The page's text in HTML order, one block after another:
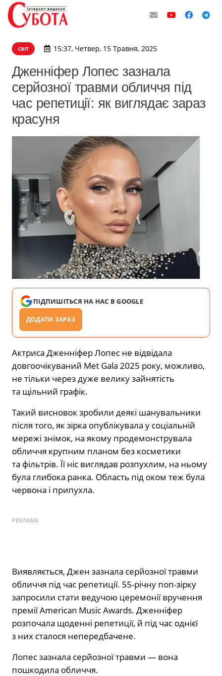
СВІТ 15:37, Четвер, 15 Травня, 2025
Дженніфер Лопес зазнала
серйозної травми обличчя під
час репетиції: як виглядає зараз
красуня
ПІДПИШІТЬСЯ НА НАС В GOOGLE
ДОДАТИ ЗАРАЗ
Актриса Дженніфер Лопес не відвідала
довгоочікуваний Met Gala 2025 року, можливо,
не тільки через дуже велику зайнятість
та щільний графік.
Такий висновок зробили деякі шанувальники
після того, як зірка опублікувала у соціальній
мережі знімок, на якому продемонструвала
обличчя крупним планом без косметики
та фільтрів. Її ніс виглядав розпухлим, на ньому
була глибока ранка. Область під оком теж була
червона і припухла.
РЕКЛАМА
Виявляється, Джен зазнала серйозної травми
обличчя під час репетиції. 55-річну поп-зірку
запросили стати ведучою церемонії вручення
премії American Music Awards. Дженніфер
розпочала щоденні репетиції, й під час однієї
з них сталося непередбачене.
Лопес зазнала серйозної травми — вона
пошкодила обличчя.